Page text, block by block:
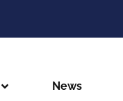
News